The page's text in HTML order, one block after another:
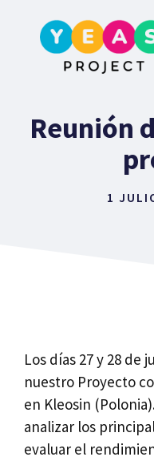
contenido
Reunión
1
Los días 27 y 28 de
nuestro Proyecto
en Kleosin
analizar los
evaluar el